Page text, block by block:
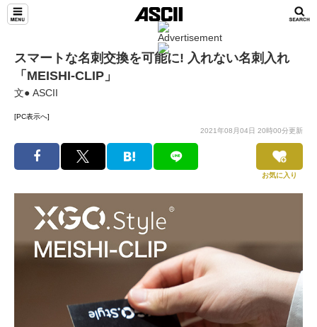
スマートな名刺交換を可能に! 入れない名刺入れ
「MEISHI-CLIP」
文● ASCII
[PC表示へ]
2021年08月04日 20時00分更新
お気に入り